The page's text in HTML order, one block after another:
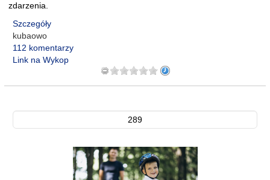
zdarzenia.
Szczegóły
kubaowo
112 komentarzy
Link na Wykop
289